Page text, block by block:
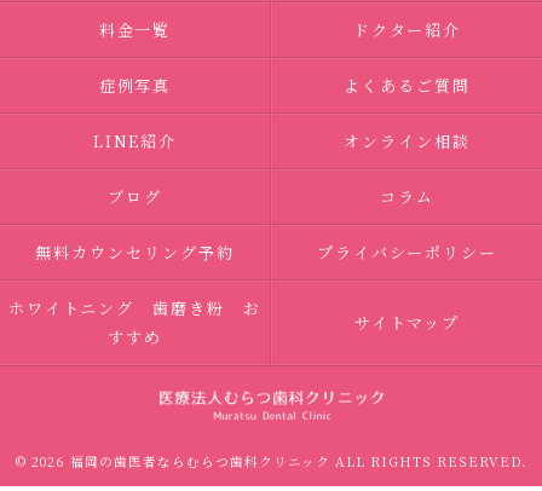
料金一覧 ドクター紹介
症例写真 よくあるご質問
LINE紹介 オンライン相談
ブログ コラム
無料カウンセリング予約 プライバシーポリシー
ホワイトニング 歯磨き粉 お
すすめ
サイトマップ
© 2026 福岡の歯医者ならむらつ歯科クリニック ALL RIGHTS RESERVED.